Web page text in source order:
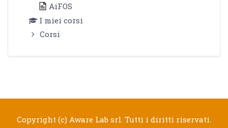
AiFOS
I miei corsi
Corsi
Copyright (c) Aware Lab srl. Tutti i diritti riservati.